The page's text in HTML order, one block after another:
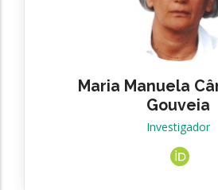
Maria Manuela
Gouveia
Investigador